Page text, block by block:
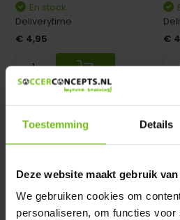
Toestemming Details
Deze website maakt gebruik
We gebruiken cookies om
personaliseren, om functies voor
En stock
Deliverytime
€ 4,95
€